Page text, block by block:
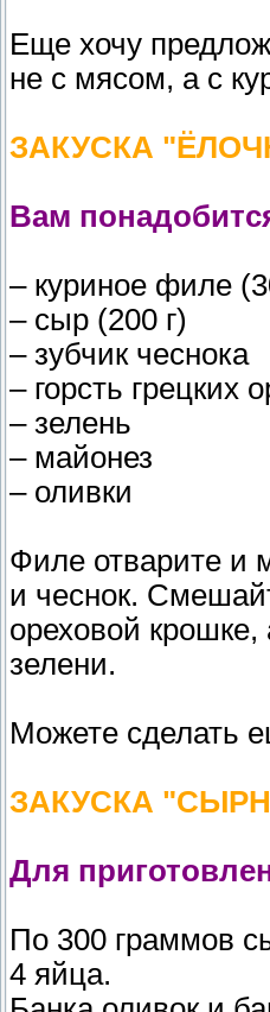
Еще хочу
не с мясом, а с
ЗАКУСКА
Вам
– куриное филе
– сыр (200 г)
– зубчик чеснока
– горсть грецких
– зелень
– майонез
– оливки
Филе отварите и
и чеснок.
ореховой крошке,
зелени.
Можете сделать
ЗАКУСКА
Для
По 300 граммов
4 яйца.